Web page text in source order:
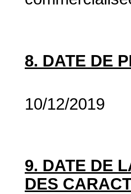
8. DATE DE
10/12/2019
9. DATE DE
DES